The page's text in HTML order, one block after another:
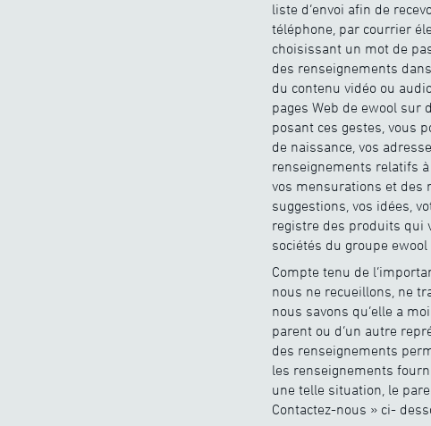
liste d’envoi afin de
téléphone, par courrier
choisissant un mot de
des renseignements
du contenu vidéo ou
pages Web de ewool sur
posant ces gestes, vous
de naissance, vos
renseignements relatifs
vos mensurations et des
suggestions, vos idées,
registre des produits qui
sociétés du groupe
Compte tenu de
nous ne recueillons, ne
nous savons qu’elle a
parent ou d’un autre
des renseignements
les renseignements
une telle situation, le
Contactez-nous » ci-